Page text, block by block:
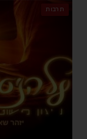
תרבות